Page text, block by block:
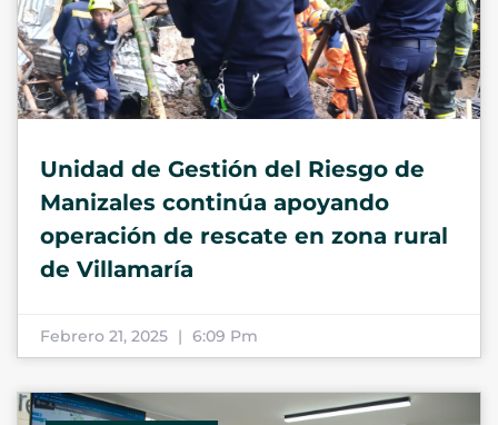
Unidad de Gestión del Riesgo de
Manizales continúa apoyando
operación de rescate en zona rural
de Villamaría
Febrero 21, 2025 6:09 Pm